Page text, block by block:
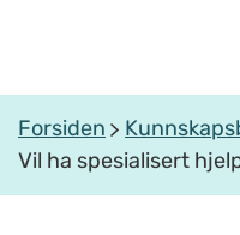
Forsiden
Vil ha spesialisert